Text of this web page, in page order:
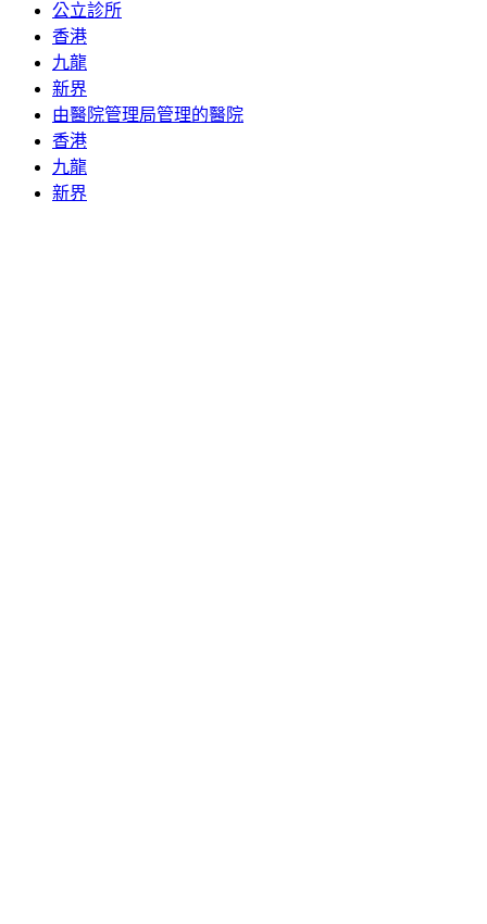
公立診所
香港
九龍
新界
由醫院管理局管理的醫院
香港
九龍
新界